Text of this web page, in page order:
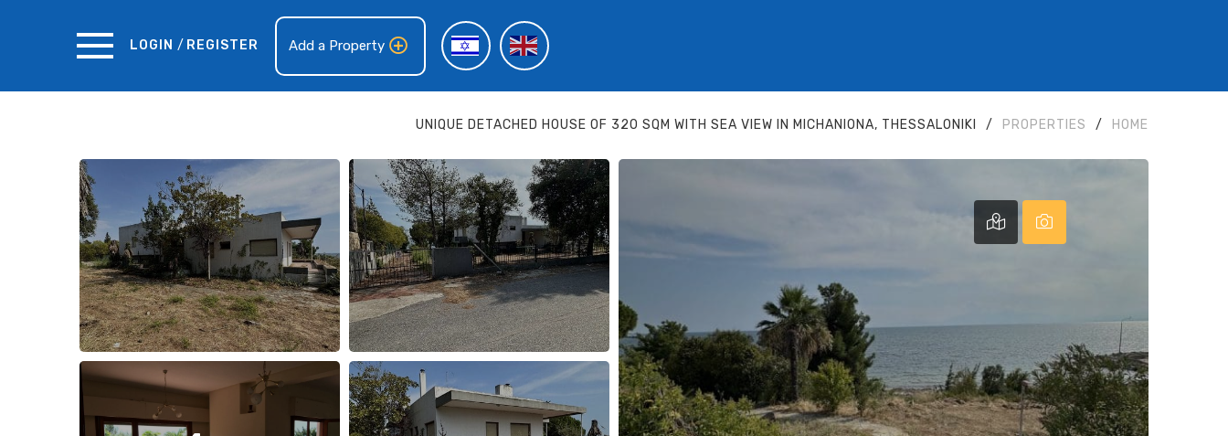
LOGIN / REGISTER Add a Property
HOME
/
PROPERTIES
/
UNIQUE DETACHED HOUSE OF 320 SQM WITH SEA VIEW IN MICHANIONA, THESSALONIKI